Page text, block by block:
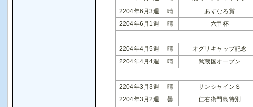
2204年6月3週
晴 あすなろ賞
2204年6月1週
晴 六甲杯
2204年4月5週
晴 オグリキャップ記念
2204年4月4週
晴 武蔵国オープン
2204年3月3週
晴 サンシャインＳ
2204年3月2週
曇 仁右衛門島特別